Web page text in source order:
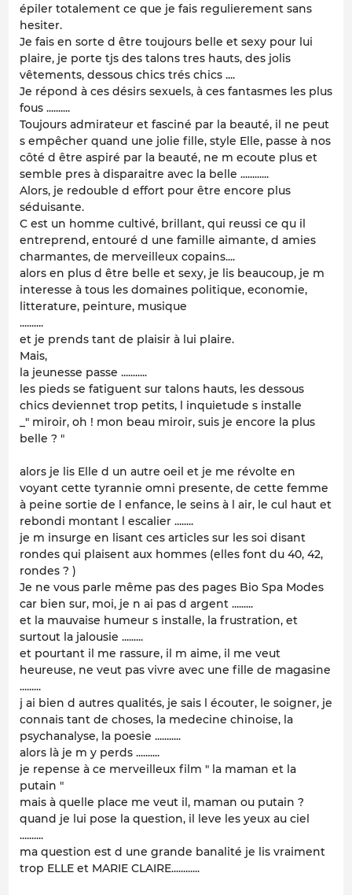
épiler totalement ce que je fais regulierement sans
hesiter.
Je fais en sorte d être toujours belle et sexy pour lui
plaire, je porte tjs des talons tres hauts, des jolis
vêtements, dessous chics trés chics ....
Je répond à ces désirs sexuels, à ces fantasmes les plus
fous ..........
Toujours admirateur et fasciné par la beauté, il ne peut
s empêcher quand une jolie fille, style Elle, passe à nos
côté d être aspiré par la beauté, ne m ecoute plus et
semble pres à disparaitre avec la belle ............
Alors, je redouble d effort pour être encore plus
séduisante.
C est un homme cultivé, brillant, qui reussi ce qu il
entreprend, entouré d une famille aimante, d amies
charmantes, de merveilleux copains....
alors en plus d être belle et sexy, je lis beaucoup, je m
interesse à tous les domaines politique, economie,
litterature, peinture, musique
..........
et je prends tant de plaisir à lui plaire.
Mais,
la jeunesse passe ...........
les pieds se fatiguent sur talons hauts, les dessous
chics deviennet trop petits, l inquietude s installe
_" miroir, oh ! mon beau miroir, suis je encore la plus
belle ? "
alors je lis Elle d un autre oeil et je me révolte en
voyant cette tyrannie omni presente, de cette femme
à peine sortie de l enfance, le seins à l air, le cul haut et
rebondi montant l escalier ........
je m insurge en lisant ces articles sur les soi disant
rondes qui plaisent aux hommes (elles font du 40, 42,
rondes ? )
Je ne vous parle même pas des pages Bio Spa Modes
car bien sur, moi, je n ai pas d argent .........
et la mauvaise humeur s installe, la frustration, et
surtout la jalousie .........
et pourtant il me rassure, il m aime, il me veut
heureuse, ne veut pas vivre avec une fille de magasine
.........
j ai bien d autres qualités, je sais l écouter, le soigner, je
connais tant de choses, la medecine chinoise, la
psychanalyse, la poesie ...........
alors là je m y perds ..........
je repense à ce merveilleux film " la maman et la
putain "
mais à quelle place me veut il, maman ou putain ?
quand je lui pose la question, il leve les yeux au ciel
..........
ma question est d une grande banalité je lis vraiment
trop ELLE et MARIE CLAIRE............